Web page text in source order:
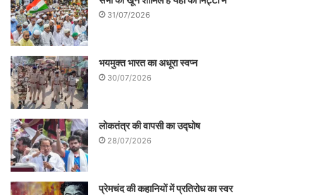
31/07/2026
भयमुक्त भारत का अधूरा स्वप्न
30/07/2026
लोकतंत्र की वापसी का उद्घोष
28/07/2026
प्रेमचंद की कहानियों में प्रतिरोध का स्वर